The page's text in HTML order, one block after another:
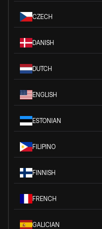
CZECH
DANISH
DUTCH
ENGLISH
ESTONIAN
FILIPINO
FINNISH
FRENCH
GALICIAN